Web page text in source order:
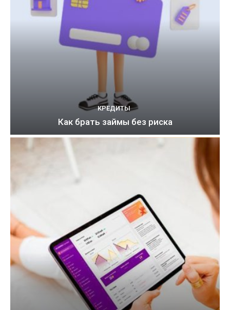
КРЕДИТЫ
Как брать займы без риска